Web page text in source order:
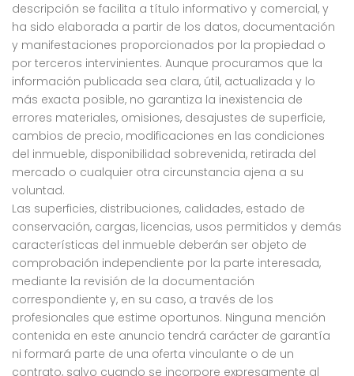
descripción se facilita a título informativo y comercial, y
ha sido elaborada a partir de los datos, documentación
y manifestaciones proporcionados por la propiedad o
por terceros intervinientes. Aunque procuramos que la
información publicada sea clara, útil, actualizada y lo
más exacta posible, no garantiza la inexistencia de
errores materiales, omisiones, desajustes de superficie,
cambios de precio, modificaciones en las condiciones
del inmueble, disponibilidad sobrevenida, retirada del
mercado o cualquier otra circunstancia ajena a su
voluntad.
Las superficies, distribuciones, calidades, estado de
conservación, cargas, licencias, usos permitidos y demás
características del inmueble deberán ser objeto de
comprobación independiente por la parte interesada,
mediante la revisión de la documentación
correspondiente y, en su caso, a través de los
profesionales que estime oportunos. Ninguna mención
contenida en este anuncio tendrá carácter de garantía
ni formará parte de una oferta vinculante o de un
contrato, salvo cuando se incorpore expresamente al